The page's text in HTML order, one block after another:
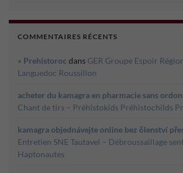
COMMENTAIRES RÉCENTS
» Prehistoroc dans GER Groupe Espoir
Languedoc Roussillon
acheter du kamagra en pharmacie sans
Chant de tirs – Préhistokids Préhistochilds
kamagra objednávejte online bez členství
Entretien SNE Tautavel – Débroussaillage
Haptonautes